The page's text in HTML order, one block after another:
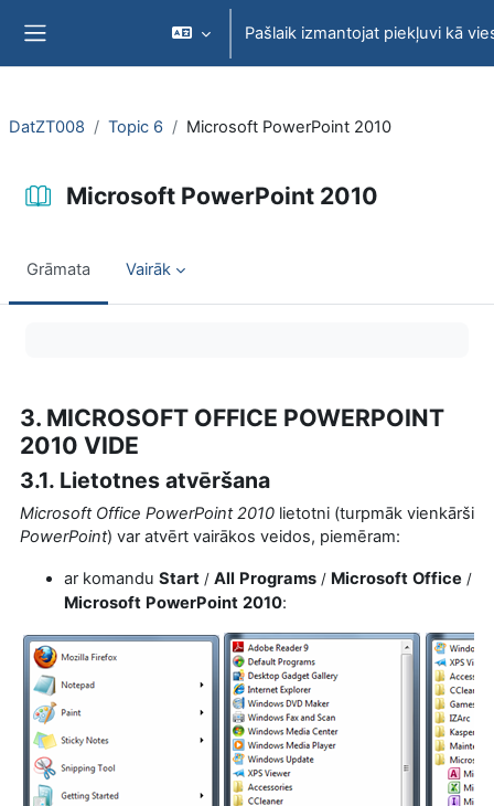
Pašlaik izmantojat piekļuvi kā
DatZT008 Topic 6 Microsoft PowerPoint 2010
Microsoft PowerPoint 2010
Grāmata Vairāk
3. MICROSOFT OFFICE POWERPOINT
2010 VIDE
3.1. Lietotnes atvēršana
Microsoft Office PowerPoint 2010 lietotni (turpmāk vienkārši
PowerPoint) var atvērt vairākos veidos, piemēram:
ar komandu Start / All Programs / Microsoft Office /
Microsoft PowerPoint 2010: